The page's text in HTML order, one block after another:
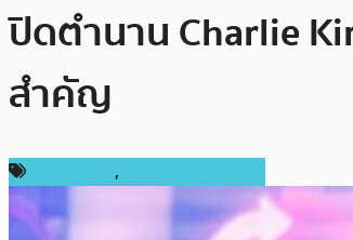
ปิดตำนาน Charlie
สำคัญ
,